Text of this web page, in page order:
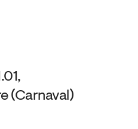
(Carnaval)